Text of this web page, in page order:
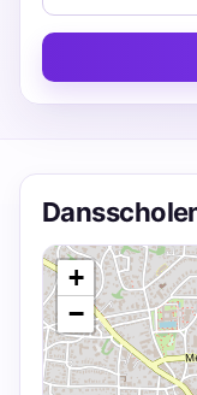
+
−